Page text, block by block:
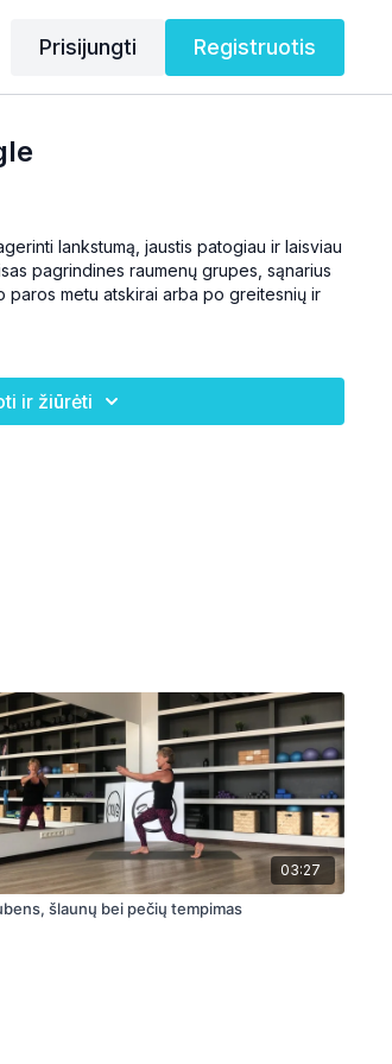
Prisijungti Registruotis
lankstumą, jaustis patogiau ir laisviau
pagrindines raumenų grupes, sąnarius
paros metu atskirai arba po greitesnių ir
ir žiūrėti
03:27
šlaunų bei pečių tempimas